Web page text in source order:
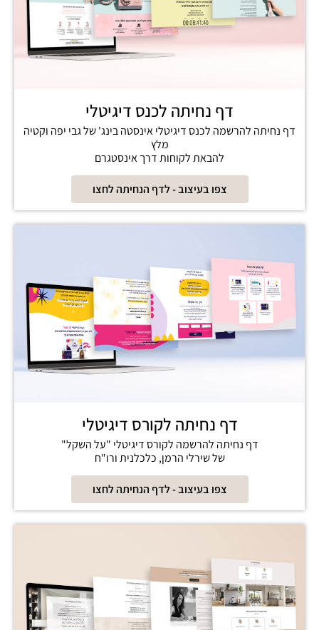
דף נחיתה לכנס דיגיטלי
דף נחיתה להרשמה לכנס דיגיטלי אינסטה בינג' של גבי יפה וקטיה
מלץ
להבאת לקוחות דרך אינסטגרם
צפו בעיצוב - לדף הנחיתה לחצו
דף נחיתה לקורס דיגיטלי
דף נחיתה להרשמה לקורס דיגיטלי "על השקל"
של שירלי הרמן, כלכלנית ורו"ח
צפו בעיצוב - לדף הנחיתה לחצו